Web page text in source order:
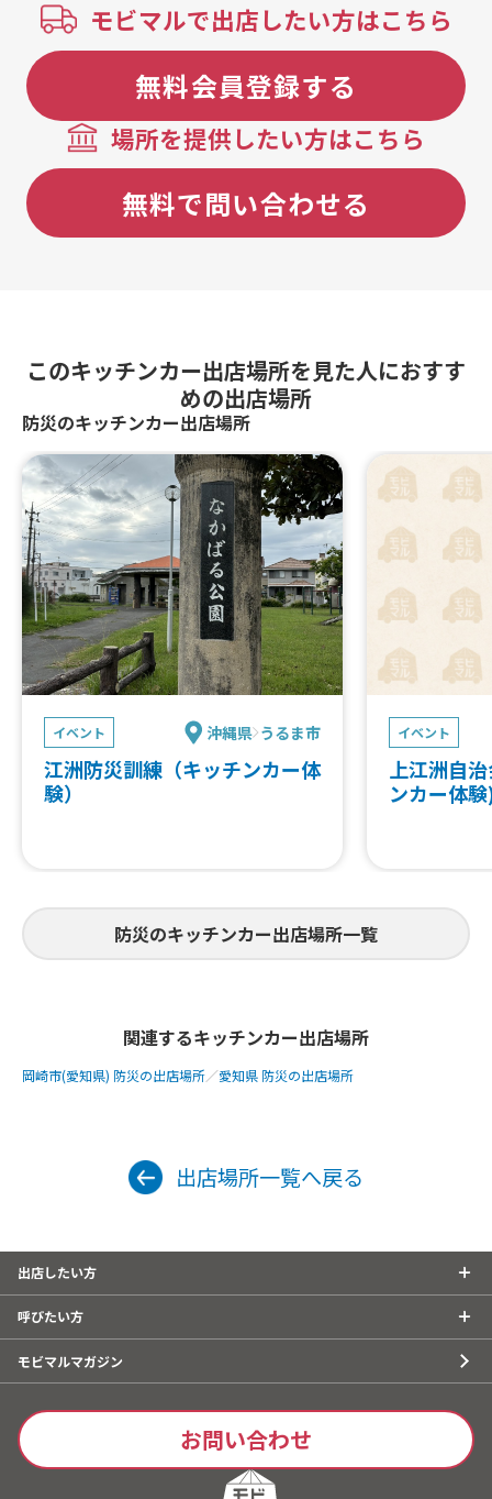
モビマルで出店したい方はこちら
無料会員登録する
場所を提供したい方はこちら
無料で問い合わせる
このキッチンカー出店場所を見た人におすす
めの出店場所
防災のキッチンカー出店場所
イベント 沖縄県 うるま市
江洲防災訓練（キッチンカー体
験）
イベント
上江洲自
ンカー体
防災のキッチンカー出店場所一覧
関連するキッチンカー出店場所
岡崎市(愛知県) 防災の出店場所／愛知県 防災の出店場所
出店場所一覧へ戻る
出店したい方
呼びたい方
モビマルマガジン
お問い合わせ